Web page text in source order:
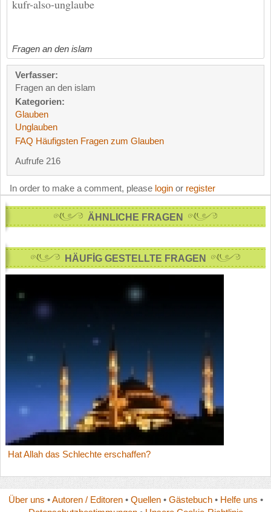
kufr-also-unglaube
Fragen an den islam
Verfasser:
Fragen an den islam
Kategorien:
Glauben
Unglauben
FAQ Häufigsten Fragen zum Glauben
Aufrufe 216
In order to make a comment, please login or register
ÄHNLICHE FRAGEN
HÄUFİG GESTELLTE FRAGEN
Hat Allah das Schlechte erschaffen?
Über uns •Autoren / Editoren• Quellen• Gästebuch• Helfe uns •